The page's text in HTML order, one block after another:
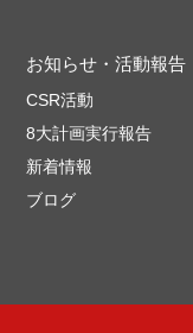
お知らせ・活動報告
CSR活動
8大計画実行報告
新着情報
ブログ